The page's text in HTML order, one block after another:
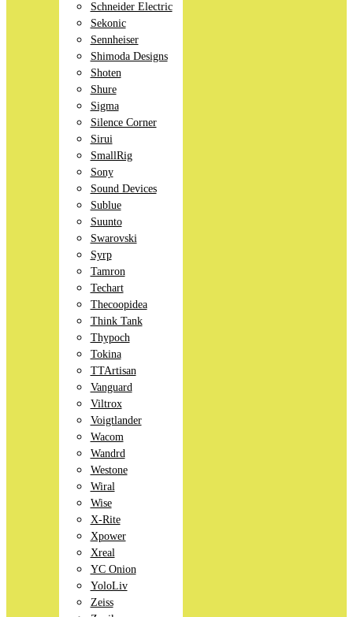
Schneider Electric
Sekonic
Sennheiser
Shimoda Designs
Shoten
Shure
Sigma
Silence Corner
Sirui
SmallRig
Sony
Sound Devices
Sublue
Suunto
Swarovski
Syrp
Tamron
Techart
Thecoopidea
Think Tank
Thypoch
Tokina
TTArtisan
Vanguard
Viltrox
Voigtlander
Wacom
Wandrd
Westone
Wiral
Wise
X-Rite
Xpower
Xreal
YC Onion
YoloLiv
Zeiss